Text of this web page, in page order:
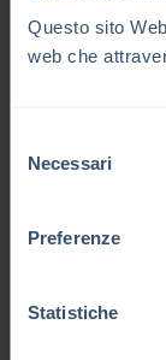
Questo sito
web che
delNecessari
Preferenze
Statistiche